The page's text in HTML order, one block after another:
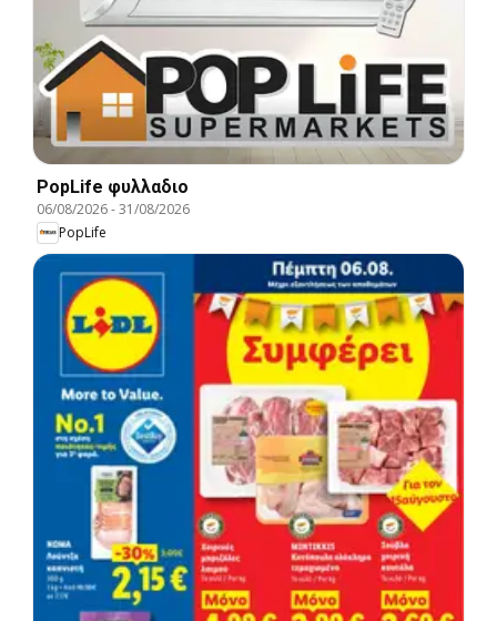
PopLife φυλλαδιο
06/08/2026-31/08/2026
PopLife